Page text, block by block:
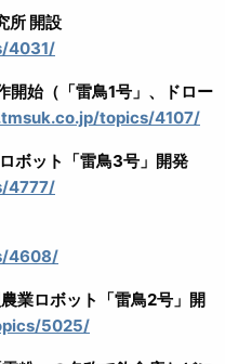
所 開設
4031/
始（「雷鳥1号」、ドロー
topics/4107/
ボット「雷鳥3号」開発
4777/
4608/
業ロボット「雷鳥2号」開
5025/